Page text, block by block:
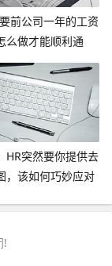
前公司一年的工资
么做才能顺利通
HR突然要你提供去
，该如何巧妙应对
!